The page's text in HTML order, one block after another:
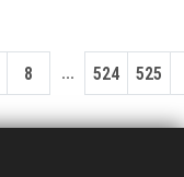
8 ... 524 525